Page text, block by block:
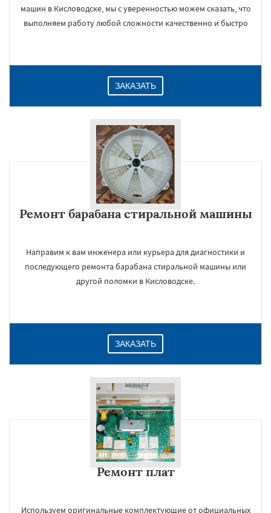
машин в Кисловодске, мы с уверенностью можем сказать, что
выполняем работу любой сложности качественно и быстро
ЗАКАЗАТЬ
Ремонт барабана стиральной машины
Направим к вам инженера или курьера для диагностики и
последующего ремонта барабана стиральной машины или
другой поломки в Кисловодске.
ЗАКАЗАТЬ
Ремонт плат
Используем оригинальные комплектующие от официальных